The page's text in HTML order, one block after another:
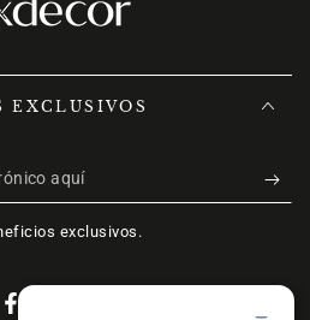
EXCLUSIVOS
exclusivos.
Facebook